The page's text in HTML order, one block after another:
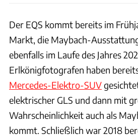
Der EQS kommt bereits im
Markt, die Maybach-
ebenfalls im Laufe des Jahres
Erlkönigfotografen haben
Mercedes-Elektro-SUV
elektrischer GLS und dann mit
Wahrscheinlichkeit auch als
kommt. Schließlich war 2018